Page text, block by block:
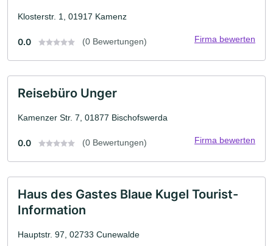
Klosterstr. 1, 01917 Kamenz
0.0 (0 Bewertungen) Firma bewerten
Reisebüro Unger
Kamenzer Str. 7, 01877 Bischofswerda
0.0 (0 Bewertungen) Firma bewerten
Haus des Gastes Blaue Kugel Tourist-
Information
Hauptstr. 97, 02733 Cunewalde